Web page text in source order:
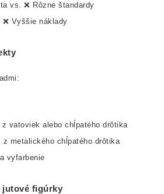
vs. ❌ Rôzne štandardy
Vyššie náklady
vatoviek alebo chĺpatého drôtika
z metalického chĺpatého drôtika
vyfarbenie
jutové figúrky